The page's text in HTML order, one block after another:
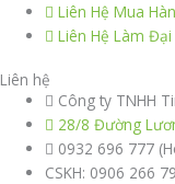
Liên Hệ Mua
Liên Hệ Làm Đại
Liên hệ
Công ty TNHH
28/8 Đường
0932 696 777
CSKH: 0906 266